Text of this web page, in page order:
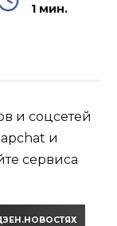
1 мин.
и соцсетей
и
сервиса